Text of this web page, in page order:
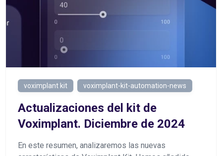
voximplant kit voximplant-kit-automation-news
Actualizaciones del kit de
Voximplant. Diciembre de 2024
En este resumen, analizaremos las nuevas